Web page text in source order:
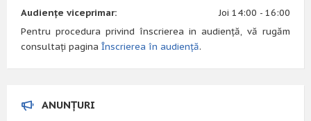
Audiențe viceprimar:
Joi 14:00 - 16:00
Pentru procedura privind înscrierea in audiență, vă rugăm
consultați pagina Înscrierea în audiență.
ANUNȚURI